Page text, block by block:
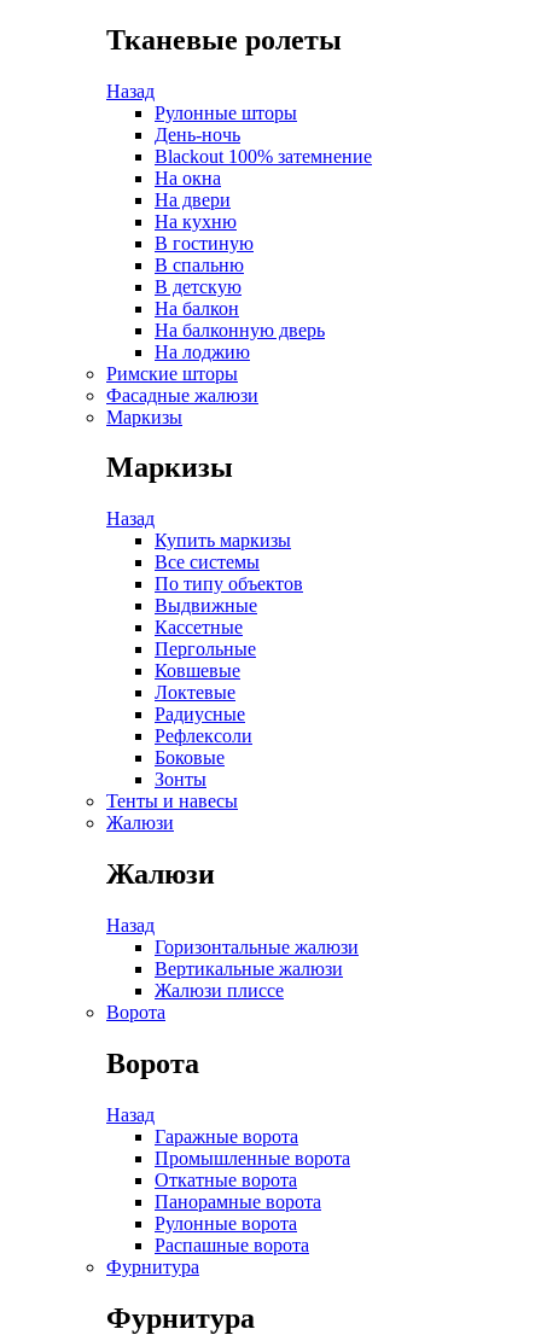
Тканевые ролеты
Назад
Рулонные шторы
День-ночь
Blackout 100% затемнение
На окна
На двери
На кухню
В гостиную
В спальню
В детскую
На балкон
На балконную дверь
На лоджию
Римские шторы
Фасадные жалюзи
Маркизы
Маркизы
Назад
Купить маркизы
Все системы
По типу объектов
Выдвижные
Кассетные
Пергольные
Ковшевые
Локтевые
Радиусные
Рефлексоли
Боковые
Зонты
Тенты и навесы
Жалюзи
Жалюзи
Назад
Горизонтальные жалюзи
Вертикальные жалюзи
Жалюзи плиссе
Ворота
Ворота
Назад
Гаражные ворота
Промышленные ворота
Откатные ворота
Панорамные ворота
Рулонные ворота
Распашные ворота
Фурнитура
Фурнитура